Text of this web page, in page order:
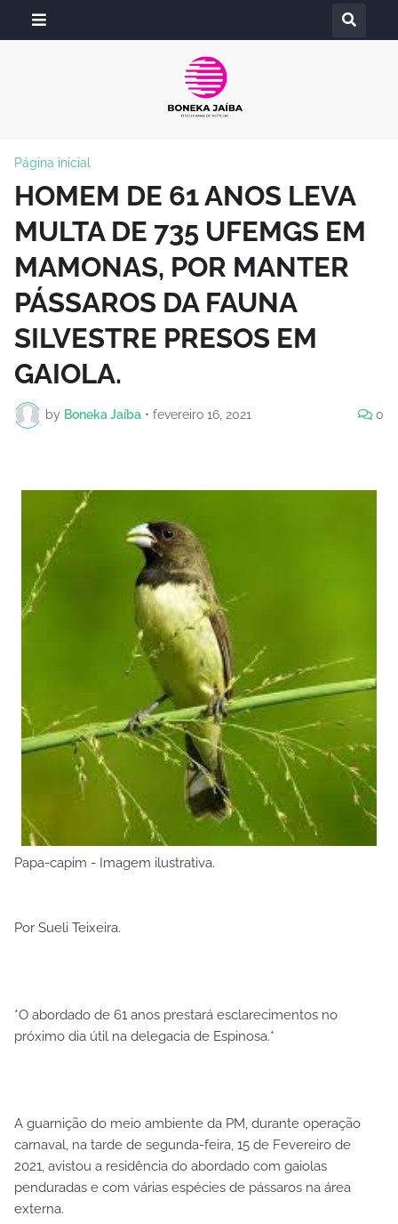
Página inicial
HOMEM DE 61 ANOS LEVA
MULTA DE 735 UFEMGS EM
MAMONAS, POR MANTER
PÁSSAROS DA FAUNA
SILVESTRE PRESOS EM
GAIOLA.
by Boneka Jaíba • fevereiro 16, 2021 0
Papa-capim - Imagem ilustrativa.
Por Sueli Teixeira.
*O abordado de 61 anos prestará esclarecimentos no
próximo dia útil na delegacia de Espinosa.*
A guarnição do meio ambiente da PM, durante operação
carnaval, na tarde de segunda-feira, 15 de Fevereiro de
2021, avistou a residência do abordado com gaiolas
penduradas e com várias espécies de pássaros na área
externa.